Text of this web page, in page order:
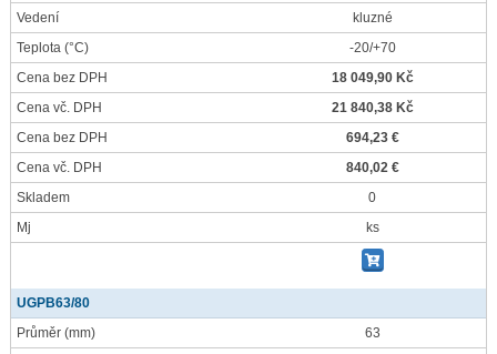
Vedení
kluzné
Teplota (°C)
-20/+70
Cena bez DPH
18 049,90 Kč
Cena vč. DPH
21 840,38 Kč
Cena bez DPH
694,23 €
Cena vč. DPH
840,02 €
Skladem
0
Mj
ks
UGPB63/80
Průměr (mm)
63